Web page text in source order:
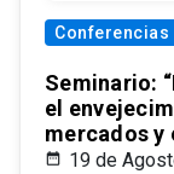
Conferencias
Seminario:
el
mercados y
19 de